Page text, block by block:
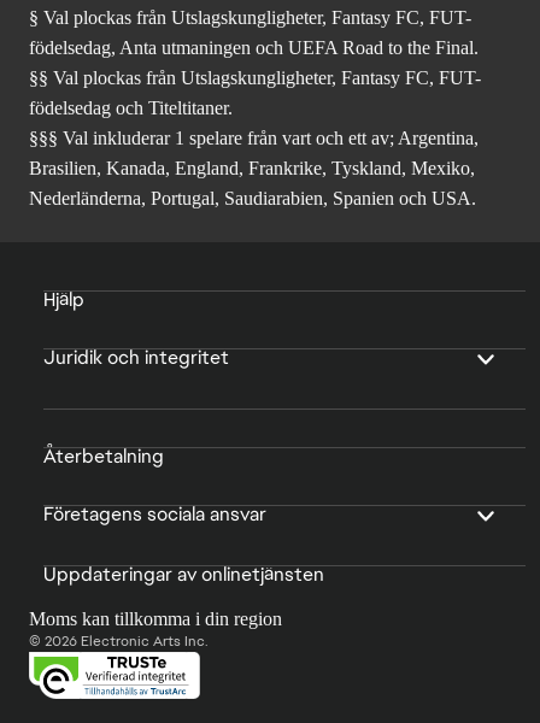
§ Val plockas från Utslagskungligheter, Fantasy FC, FUT-
födelsedag, Anta utmaningen och UEFA Road to the Final.
§§ Val plockas från Utslagskungligheter, Fantasy FC, FUT-
födelsedag och Titeltitaner.
§§§ Val inkluderar 1 spelare från vart och ett av; Argentina,
Brasilien, Kanada, England, Frankrike, Tyskland, Mexiko,
Nederländerna, Portugal, Saudiarabien, Spanien och USA.
Hjälp
Juridik och integritet
Återbetalning
Företagens sociala ansvar
Uppdateringar av onlinetjänsten
Moms kan tillkomma i din region
© 2026 Electronic Arts Inc.